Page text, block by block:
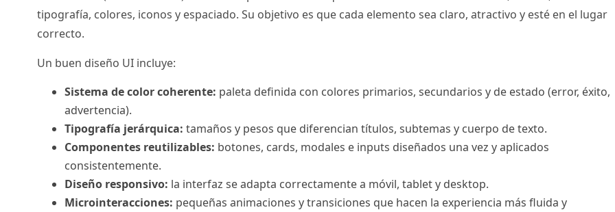
tipografía, colores, iconos y espaciado. Su objetivo es que cada elemento sea claro, atractivo y esté en el lugar
correcto.
Un buen diseño UI incluye:
Sistema de color coherente: paleta definida con colores primarios, secundarios y de estado (error, éxito,
advertencia).
Tipografía jerárquica: tamaños y pesos que diferencian títulos, subtemas y cuerpo de texto.
Componentes reutilizables: botones, cards, modales e inputs diseñados una vez y aplicados
consistentemente.
Diseño responsivo: la interfaz se adapta correctamente a móvil, tablet y desktop.
Microinteracciones: pequeñas animaciones y transiciones que hacen la experiencia más fluida y